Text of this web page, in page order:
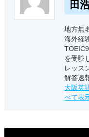
田
地方無
海外経
を受験
レッス
解答速
大阪英
べて表